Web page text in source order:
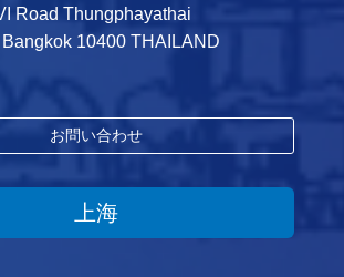
Road Thungphayathai
10400 THAILAND
お問い合わせ
上海